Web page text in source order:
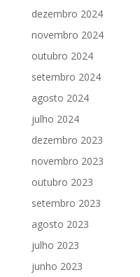
dezembro 2024
novembro 2024
outubro 2024
setembro 2024
agosto 2024
julho 2024
dezembro 2023
novembro 2023
outubro 2023
setembro 2023
agosto 2023
julho 2023
junho 2023